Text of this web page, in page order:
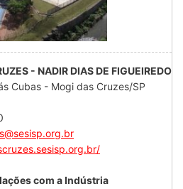
- NADIR DIAS DE FIGUEIREDO
Cubas - Mogi das Cruzes/SP
com a Indústria